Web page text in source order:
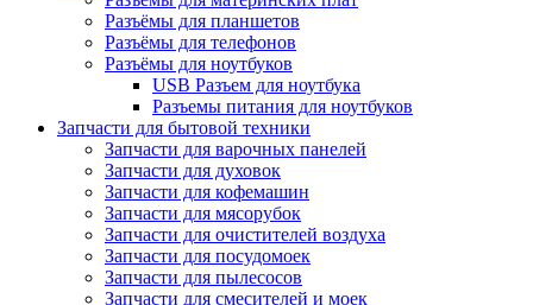
Разъёмы для планшетов
Разъёмы для телефонов
Разъёмы для ноутбуков
USB Разъем для ноутбука
Разъемы питания для ноутбуков
Запчасти для бытовой техники
Запчасти для варочных панелей
Запчасти для духовок
Запчасти для кофемашин
Запчасти для мясорубок
Запчасти для очистителей воздуха
Запчасти для посудомоек
Запчасти для пылесосов
Запчасти для смесителей и моек